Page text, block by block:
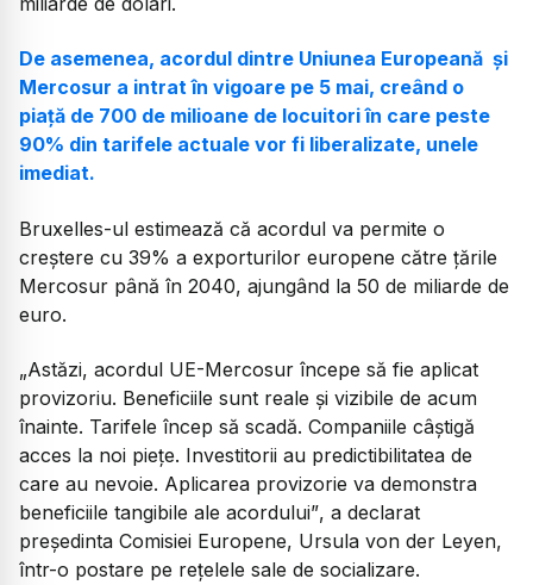
De asemenea, acordul dintre Uniunea Europeană și
Mercosur a intrat în vigoare pe 5 mai, creând o
piață de 700 de milioane de locuitori în care peste
90% din tarifele actuale vor fi liberalizate, unele
imediat.
Bruxelles-ul estimează că acordul va permite o
creștere cu 39% a exporturilor europene către țările
Mercosur până în 2040, ajungând la 50 de miliarde de
euro.
„Astăzi, acordul UE-Mercosur începe să fie aplicat
provizoriu. Beneficiile sunt reale și vizibile de acum
înainte. Tarifele încep să scadă. Companiile câștigă
acces la noi piețe. Investitorii au predictibilitatea de
care au nevoie. Aplicarea provizorie va demonstra
beneficiile tangibile ale acordului”, a declarat
președinta Comisiei Europene, Ursula von der Leyen,
într-o postare pe rețelele sale de socializare.